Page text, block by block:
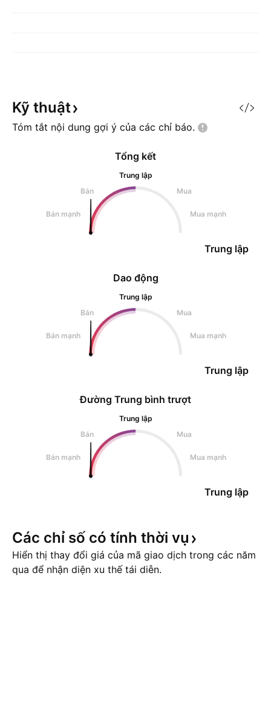
Kỹ thuật
Tóm tắt nội dung gợi ý của các chỉ báo.
Dao động
Trung lập
Bán
Mua
Bán mạnh Mua mạnh
Trung lập
Tổng kết
Trung lập
Bán
Mua
Bán mạnh Mua mạnh
Trung lập
Đường Trung bình trượt
Trung lập
Bán
Mua
Bán mạnh Mua mạnh
Trung lập
Các chỉ số có tính thời vụ
Hiển thị thay đổi giá của mã giao dịch trong các năm
qua để nhận diện xu thế tái diễn.